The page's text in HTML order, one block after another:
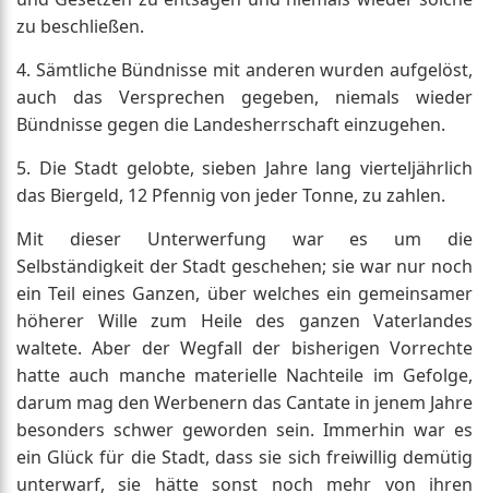
zu beschließen.
4. Sämtliche Bündnisse mit anderen wurden aufgelöst,
auch das Versprechen gegeben, niemals wieder
Bündnisse gegen die Landesherrschaft einzugehen.
5. Die Stadt gelobte, sieben Jahre lang vierteljährlich
das Biergeld, 12 Pfennig von jeder Tonne, zu zahlen.
Mit dieser Unterwerfung war es um die
Selbständigkeit der Stadt geschehen; sie war nur noch
ein Teil eines Ganzen, über welches ein gemeinsamer
höherer Wille zum Heile des ganzen Vaterlandes
waltete. Aber der Wegfall der bisherigen Vorrechte
hatte auch manche materielle Nachteile im Gefolge,
darum mag den Werbenern das Cantate in jenem Jahre
besonders schwer geworden sein. Immerhin war es
ein Glück für die Stadt, dass sie sich freiwillig demütig
unterwarf, sie hätte sonst noch mehr von ihren